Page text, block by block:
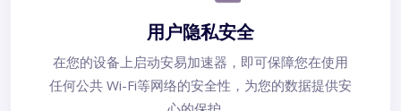
用户隐私安全
在您的设备上启动安易加速器，即可保障您在使用
任何公共 Wi-Fi等网络的安全性，为您的数据提供安